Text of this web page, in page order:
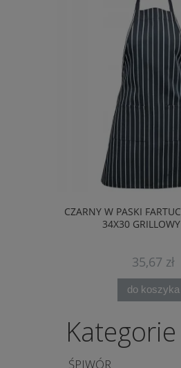
CZARNY W PASKI
34X30
35,67 zł
do koszyka
Kategorie
ŚPIWÓR